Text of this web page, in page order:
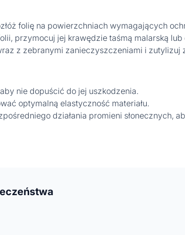
folię na powierzchniach wymagających
przymocuj jej krawędzie taśmą malarską
z zebranymi zanieczyszczeniami i
nie dopuścić do jej uszkodzenia.
optymalną elastyczność materiału.
działania promieni słonecznych,